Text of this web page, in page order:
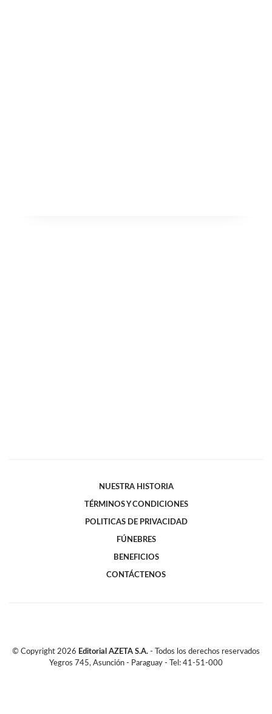
NUESTRA HISTORIA
TÉRMINOS Y CONDICIONES
POLITICAS DE PRIVACIDAD
FÚNEBRES
BENEFICIOS
CONTÁCTENOS
© Copyright 2026 Editorial AZETA S.A. - Todos los derechos reservados
Yegros 745, Asunción - Paraguay - Tel: 41-51-000